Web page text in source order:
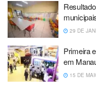
29 DE
Primeira
em
15 DE